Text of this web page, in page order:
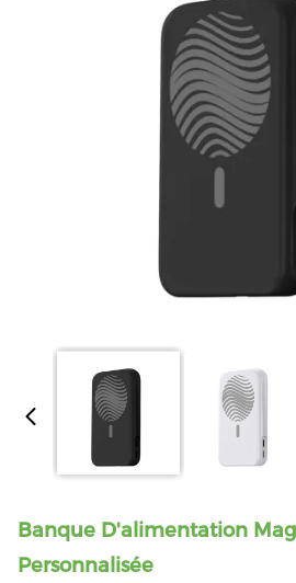
Banque D'alimentation
Personnalisée